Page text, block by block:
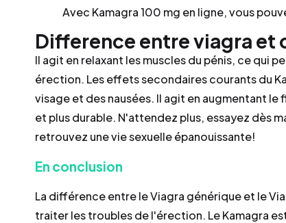
Avec Kamagra 100 mg en ligne, vous
Difference entre viagra et
Il agit en relaxant les muscles du pénis, ce qui
érection. Les effets secondaires courants du
visage et des nausées. Il agit en augmentant
et plus durable. N'attendez plus, essayez dès
retrouvez une vie sexuelle épanouissante!
En conclusion
La différence entre le Viagra générique et le
traiter les troubles de l'érection. Le Kamagra